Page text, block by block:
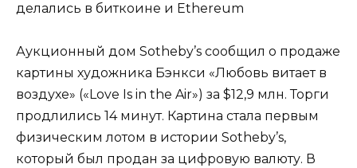
делались в биткоине и Ethereum
Аукционный дом Sotheby’s сообщил о продаже
картины художника Бэнкси «Любовь витает в
воздухе» («Love Is in the Air») за $12,9 млн. Торги
продлились 14 минут. Картина стала первым
физическим лотом в истории Sotheby’s,
который был продан за цифровую валюту. В